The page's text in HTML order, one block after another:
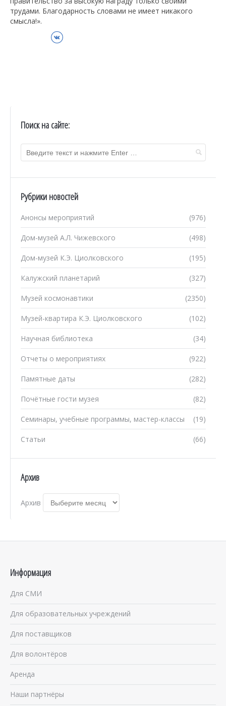
трудами. Благодарность словами не имеет никакого
смысла!».
ВКонтакте
Поиск на сайте:
Рубрики новостей
(976)
Анонсы мероприятий
(498)
Дом-музей А.Л. Чижевского
(195)
Дом-музей К.Э. Циолковского
(327)
Калужский планетарий
(2350)
Музей космонавтики
(102)
Музей-квартира К.Э. Циолковского
(34)
Научная библиотека
(922)
Отчеты о мероприятиях
(282)
Памятные даты
(82)
Почётные гости музея
(19)
Семинары, учебные программы, мастер-классы
(66)
Статьи
Архив
Архив
Информация
Для СМИ
Для образовательных учреждений
Для поставщиков
Для волонтёров
Аренда
Наши партнёры